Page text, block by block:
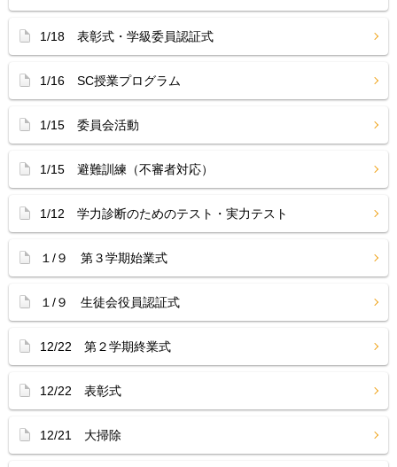
1/18 表彰式・学級委員認証式
1/16 SC授業プログラム
1/15 委員会活動
1/15 避難訓練（不審者対応）
1/12 学力診断のためのテスト・実力テスト
１/９ 第３学期始業式
１/９ 生徒会役員認証式
12/22 第２学期終業式
12/22 表彰式
12/21 大掃除